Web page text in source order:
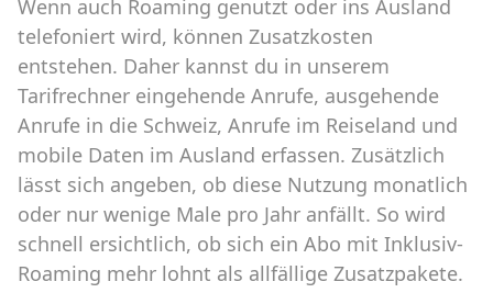
Wenn auch Roaming genutzt oder ins Ausland
telefoniert wird, können Zusatzkosten
entstehen. Daher kannst du in unserem
Tarifrechner eingehende Anrufe, ausgehende
Anrufe in die Schweiz, Anrufe im Reiseland und
mobile Daten im Ausland erfassen. Zusätzlich
lässt sich angeben, ob diese Nutzung monatlich
oder nur wenige Male pro Jahr anfällt. So wird
schnell ersichtlich, ob sich ein Abo mit Inklusiv-
Roaming mehr lohnt als allfällige Zusatzpakete.